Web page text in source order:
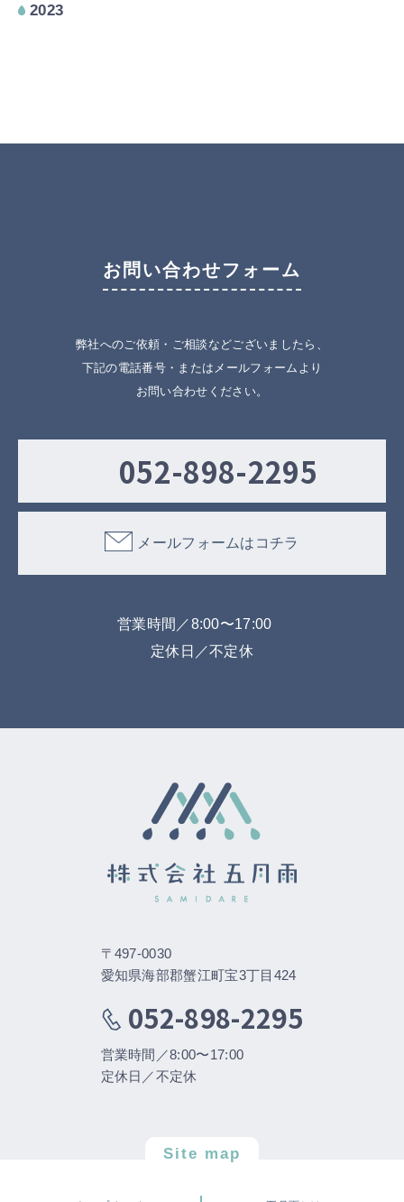
2023
お問い合わせフォーム
弊社へのご依頼・ご相談などございましたら、
下記の電話番号・またはメールフォームより
お問い合わせください。
052-898-2295
メールフォームはコチラ
営業時間／8:00〜17:00
定休日／不定休
〒497-0030
愛知県海部郡蟹江町宝3丁目424
052-898-2295
営業時間／8:00〜17:00
定休日／不定休
Site map